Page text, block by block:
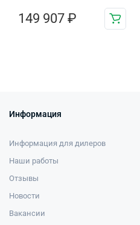
149 907 ₽
Информация
Информация для дилеров
Наши работы
Отзывы
Новости
Вакансии